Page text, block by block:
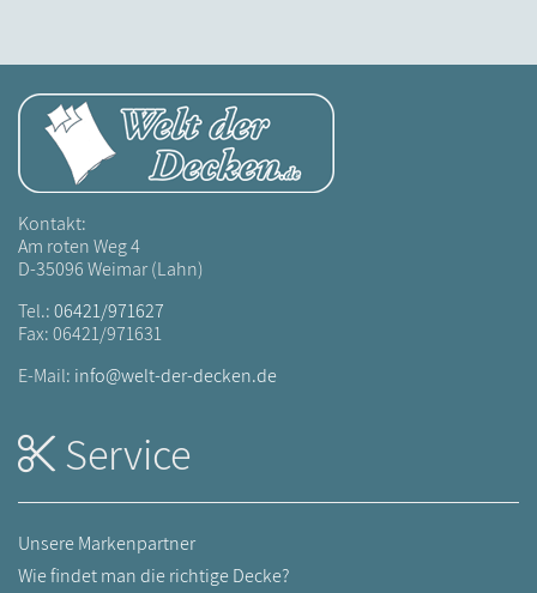
Kontakt:
Am roten Weg 4
D-35096 Weimar (Lahn)
Tel.:06421/971627
Fax: 06421/971631
E-Mail: info@welt-der-decken.de
Service
Unsere Markenpartner
Wie findet man die richtige Decke?